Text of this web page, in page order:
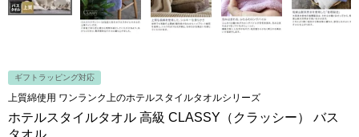
ギフトラッピング対応
上質綿使用 ワンランク上のホテルスタイルタオルシリーズ
ホテルスタイルタオル 高級 CLASSY（クラッシー） バス